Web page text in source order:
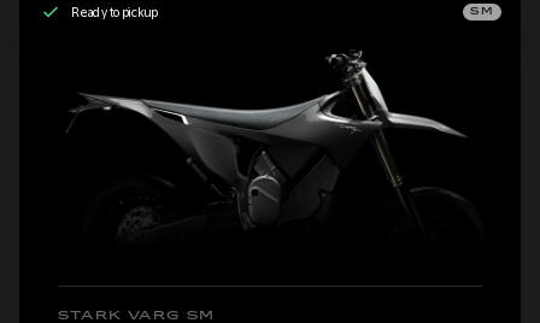
Ready to pickup SM
STARK VARG SM